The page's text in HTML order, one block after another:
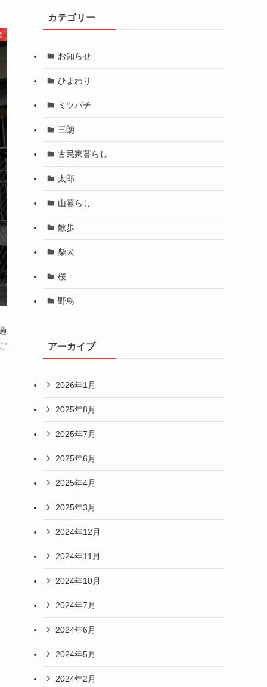
カテゴリー
お知らせ
ひまわり
ミツバチ
三朗
古民家暮らし
太郎
山暮らし
散歩
柴犬
桜
野鳥
アーカイブ
2026年1月
2025年8月
2025年7月
2025年6月
2025年4月
2025年3月
2024年12月
2024年11月
2024年10月
2024年7月
2024年6月
2024年5月
2024年2月